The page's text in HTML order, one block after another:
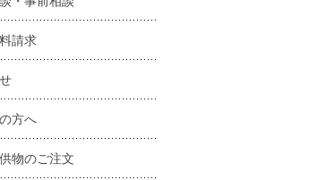
請求
方へ
物のご注文